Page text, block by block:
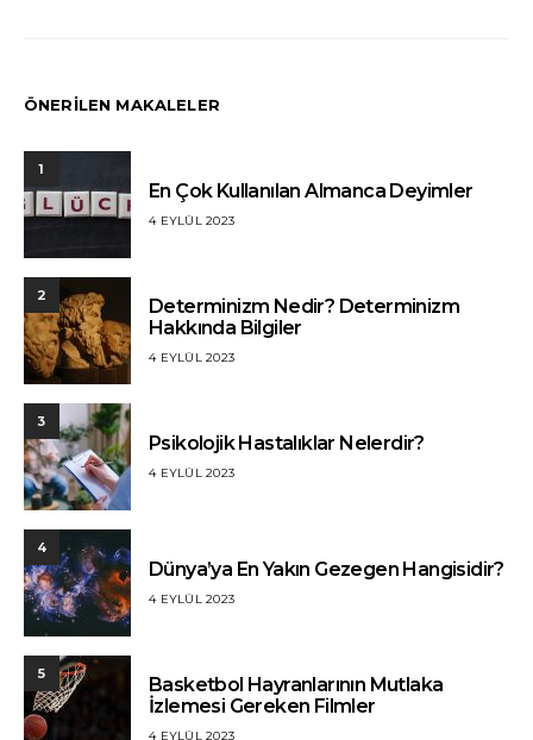
ÖNERİLEN MAKALELER
1
En Çok Kullanılan Almanca Deyimler
4 EYLÜL 2023
2
Determinizm Nedir? Determinizm
Hakkında Bilgiler
4 EYLÜL 2023
3
Psikolojik Hastalıklar Nelerdir?
4 EYLÜL 2023
4
Dünya’ya En Yakın Gezegen Hangisidir?
4 EYLÜL 2023
5
Basketbol Hayranlarının Mutlaka
İzlemesi Gereken Filmler
4 EYLÜL 2023